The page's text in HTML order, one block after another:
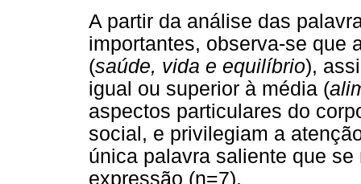
A partir da análise das
importantes, observa-se que
(saúde, vida e equilíbrio),
igual ou superior à média (
aspectos particulares do
social, e privilegiam a
única palavra saliente que
expressão (n=7).